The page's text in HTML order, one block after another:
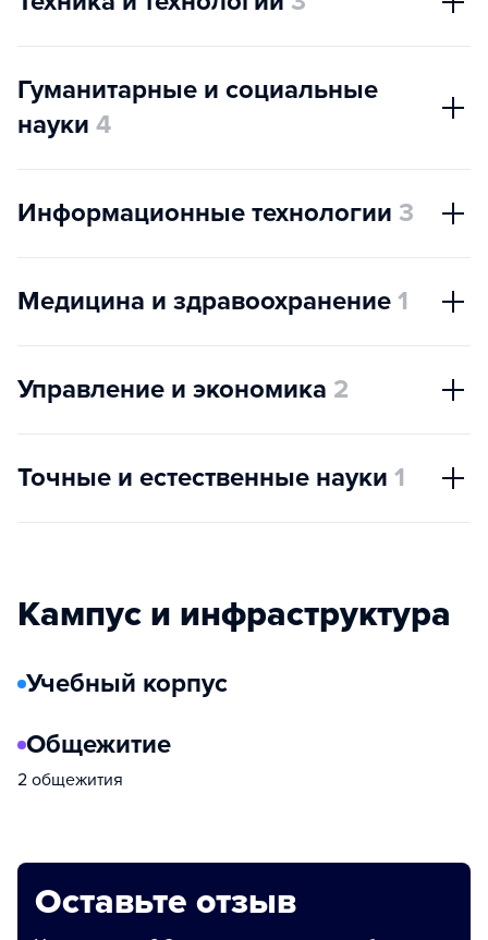
Гуманитарные и социальные
науки 4
Информационные технологии 3
Медицина и здравоохранение 1
Управление и экономика 2
Точные и естественные науки 1
Кампус и инфраструктура
Учебный корпус
Общежитие
2 общежития
Оставьте отзыв